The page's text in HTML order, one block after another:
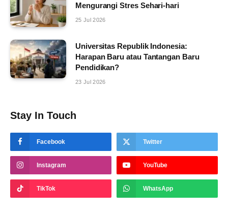
Mengurangi Stres Sehari-hari
25 Jul 2026
Universitas Republik Indonesia:
Harapan Baru atau Tantangan Baru
Pendidikan?
23 Jul 2026
Stay In Touch
Facebook Twitter
Instagram YouTube
TikTok WhatsApp